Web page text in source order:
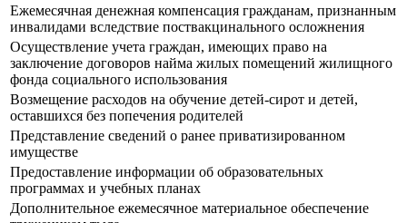
Ежемесячная денежная компенсация гражданам, признанным
инвалидами вследствие поствакцинального осложнения
Осуществление учета граждан, имеющих право на
заключение договоров найма жилых помещений жилищного
фонда социального использования
Возмещение расходов на обучение детей-сирот и детей,
оставшихся без попечения родителей
Представление сведений о ранее приватизированном
имуществе
Предоставление информации об образовательных
программах и учебных планах
Дополнительное ежемесячное материальное обеспечение